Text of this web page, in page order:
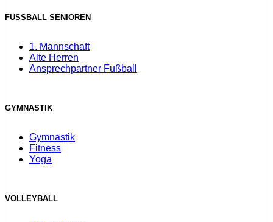
FUSSBALL SENIOREN
1. Mannschaft
Alte Herren
Ansprechpartner Fußball
GYMNASTIK
Gymnastik
Fitness
Yoga
VOLLEYBALL